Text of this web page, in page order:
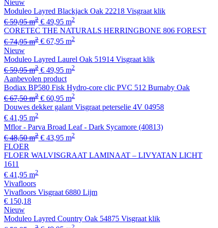
Nieuw
Moduleo Layred Blackjack Oak 22218 Visgraat klik
€ 59,95 m2 € 49,95 m2
CORETEC THE NATURALS HERRINGBONE 806 FOREST
€ 74,95 m2 € 67,95 m2
Nieuw
Moduleo Layred Laurel Oak 51914 Visgraat klik
€ 59,95 m2 € 49,95 m2
Aanbevolen product
Bodiax BP580 Fisk Hydro-core clic PVC 512 Burnaby Oak
€ 67,50 m2 € 60,95 m2
Douwes dekker galant Visgraat peterselie 4V 04958
€ 41,95 m2
Mflor - Parva Broad Leaf - Dark Sycamore (40813)
€ 48,50 m2 € 43,95 m2
FLOER
FLOER WALVISGRAAT LAMINAAT – LIVYATAN LICHT
1611
€ 41,95 m2
Vivafloors
Vivafloors Visgraat 6880 Lijm
€ 150,18
Nieuw
Moduleo Layred Country Oak 54875 Visgraat klik